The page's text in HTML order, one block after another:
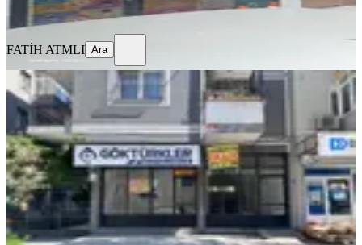
FATİH ATMLI Ara
MERKEZİ
Sahibinden Kiralık İşyeri
İzmir, Buca
1 Oda·135 m²·Düz Giriş (Zemin)· 01.08.2026
65.000 ₺
Nehir aksu